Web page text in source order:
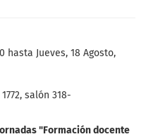
hasta
Jueves, 18 Agosto,
salón 318-
"Formación docente